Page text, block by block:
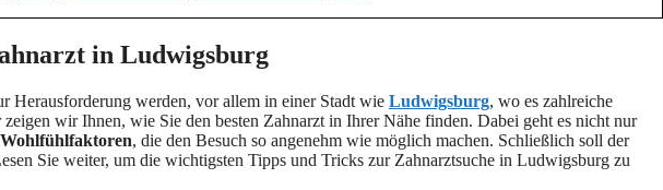
in Ludwigsburg
Herausforderung werden, vor allem in einer Stadt wie Ludwigsburg, wo es zahlreiche
wir Ihnen, wie Sie den besten Zahnarzt in Ihrer Nähe finden. Dabei geht es nicht nur
Wohlfühlfaktoren, die den Besuch so angenehm wie möglich machen. Schließlich soll der
Sie weiter, um die wichtigsten Tipps und Tricks zur Zahnarztsuche in Ludwigsburg zu